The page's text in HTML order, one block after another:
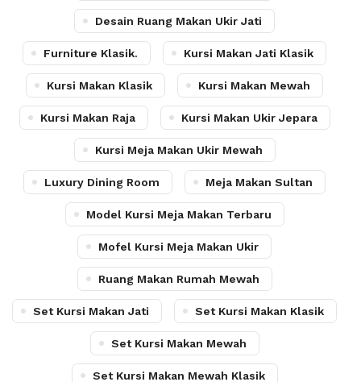
Desain Ruang Makan Ukir Jati
Furniture Klasik. Kursi Makan Jati Klasik
Kursi Makan Klasik Kursi Makan Mewah
Kursi Makan Raja Kursi Makan Ukir Jepara
Kursi Meja Makan Ukir Mewah
Luxury Dining Room Meja Makan Sultan
Model Kursi Meja Makan Terbaru
Mofel Kursi Meja Makan Ukir
Ruang Makan Rumah Mewah
Set Kursi Makan Jati Set Kursi Makan Klasik
Set Kursi Makan Mewah
Set Kursi Makan Mewah Klasik